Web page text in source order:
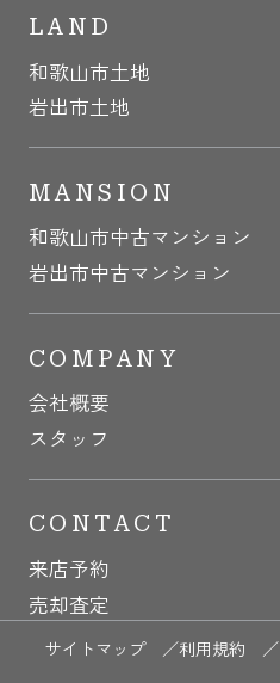
LAND
和歌山市土地
岩出市土地
MANSION
和歌山市中古マンション
岩出市中古マンション
COMPANY
会社概要
スタッフ
CONTACT
来店予約
売却査定
サイトマップ ／利用規約 ／